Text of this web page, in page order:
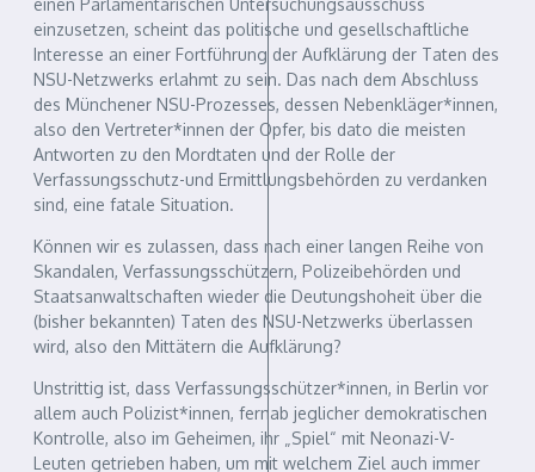
einen Parlamentarischen Untersuchungsausschuss
einzusetzen, scheint das politische und gesellschaftliche
Interesse an einer Fortführung der Aufklärung der Taten des
NSU-Netzwerks erlahmt zu sein. Das nach dem Abschluss
des Münchener NSU-Prozesses, dessen Nebenkläger*innen,
also den Vertreter*innen der Opfer, bis dato die meisten
Antworten zu den Mordtaten und der Rolle der
Verfassungsschutz-und Ermittlungsbehörden zu verdanken
sind, eine fatale Situation.
Können wir es zulassen, dass nach einer langen Reihe von
Skandalen, Verfassungsschützern, Polizeibehörden und
Staatsanwaltschaften wieder die Deutungshoheit über die
(bisher bekannten) Taten des NSU-Netzwerks überlassen
wird, also den Mittätern die Aufklärung?
Unstrittig ist, dass Verfassungsschützer*innen, in Berlin vor
allem auch Polizist*innen, fernab jeglicher demokratischen
Kontrolle, also im Geheimen, ihr „Spiel“ mit Neonazi-V-
Leuten getrieben haben, um mit welchem Ziel auch immer